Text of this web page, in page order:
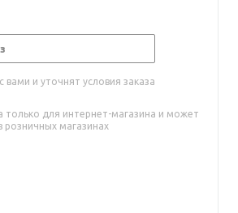
и уточнят условия заказа
только для интернет-магазина и может
розничных магазинах